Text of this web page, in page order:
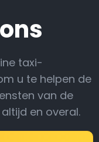
taxi-
u te helpen de
van de
en overal.